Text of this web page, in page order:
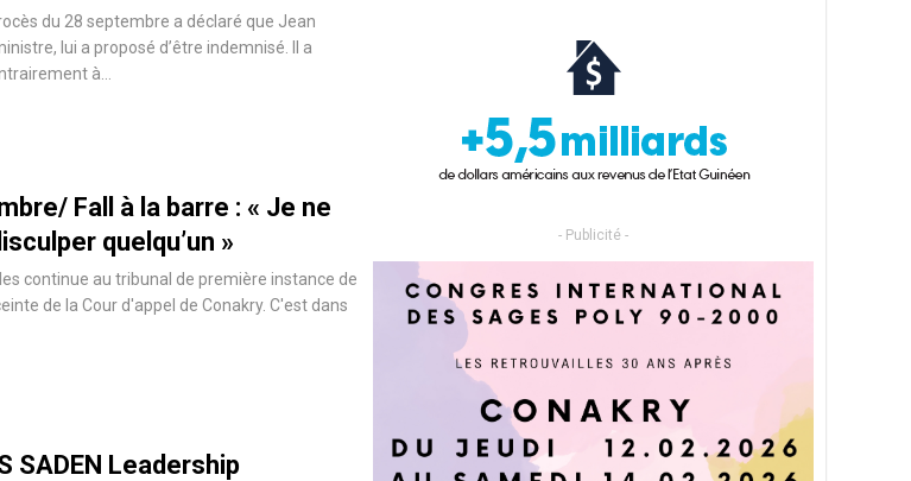
du 28 septembre a déclaré que Jean
lui a proposé d’être indemnisé. Il a
à…
Fall à la barre : « Je ne
quelqu’un »
continue au tribunal de première instance de
de la Cour d'appel de Conakry. C'est dans
SADEN Leadership
- Publicité -